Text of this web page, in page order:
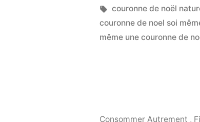
par
Étiquettes :
couronne de noël
couronne de noel soi
même une couronne de
Consommer Autrement ,